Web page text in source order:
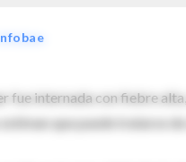
fue internada con fiebre
estiman que puede tratarse